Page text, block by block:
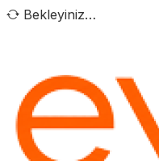
Bekleyiniz…